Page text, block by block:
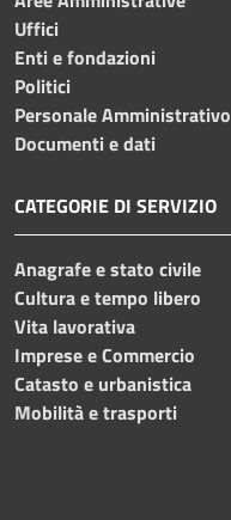
Uffici
Enti e fondazioni
Politici
Personale Amministrativo
Documenti e dati
CATEGORIE DI SERVIZIO
Anagrafe e stato civile
Cultura e tempo libero
Vita lavorativa
Imprese e Commercio
Catasto e urbanistica
Mobilità e trasporti